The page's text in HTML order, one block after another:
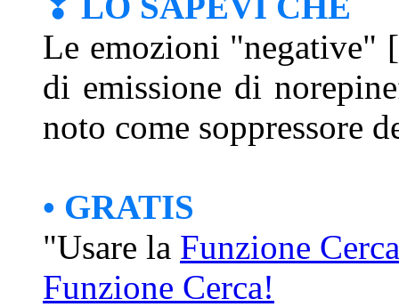
Le emozioni "negative"
di emissione di
noto come soppressore
• GRATIS
"Usare la Funzione Cerca
Funzione Cerca!